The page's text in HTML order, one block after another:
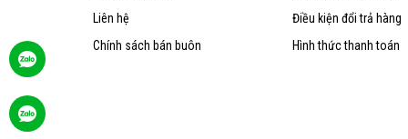
Đại lý ủy quyền SKF chính hãng tại Việt Nam
Hotline: 0961 633 389​ - 096 1368 566
Liên hệ
Chính sách bán buôn
Điều kiện đổi trả hàng
Hình thức thanh toán